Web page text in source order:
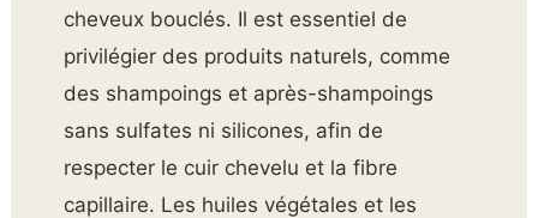
cheveux bouclés. Il est essentiel de
privilégier des produits naturels, comme
des shampoings et après-shampoings
sans sulfates ni silicones, afin de
respecter le cuir chevelu et la fibre
capillaire. Les huiles végétales et les